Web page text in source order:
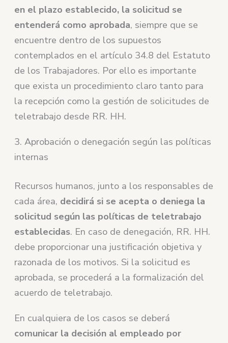
en el plazo establecido, la solicitud se
entenderá como aprobada, siempre que se
encuentre dentro de los supuestos
contemplados en el artículo 34.8 del Estatuto
de los Trabajadores. Por ello es importante
que exista un procedimiento claro tanto para
la recepción como la gestión de solicitudes de
teletrabajo desde RR. HH.
3. Aprobación o denegación según las políticas
internas
Recursos humanos, junto a los responsables de
cada área, decidirá si se acepta o deniega la
solicitud según las políticas de teletrabajo
establecidas. En caso de denegación, RR. HH.
debe proporcionar una justificación objetiva y
razonada de los motivos. Si la solicitud es
aprobada, se procederá a la formalización del
acuerdo de teletrabajo.
En cualquiera de los casos se deberá
comunicar la decisión al empleado por